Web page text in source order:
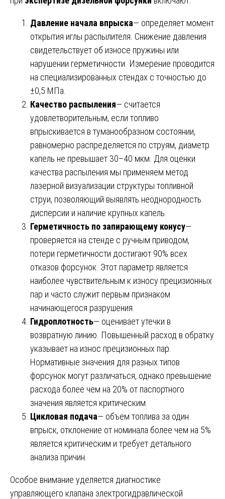
Давление начала впрыска— определяет момент
открытия иглы распылителя. Снижение давления
свидетельствует об износе пружины или
нарушении герметичности. Измерение проводится
на специализированных стендах с точностью до
±0,5 МПа.
Качество распыления— считается
удовлетворительным, если топливо
впрыскивается в туманообразном состоянии,
равномерно распределяется по струям, диаметр
капель не превышает 30–40 мкм. Для оценки
качества распыления мы применяем метод
лазерной визуализации структуры топливной
струи, позволяющий выявлять неоднородность
дисперсии и наличие крупных капель.
Герметичность по запирающему конусу—
проверяется на стенде с ручным приводом,
потери герметичности достигают 90% всех
отказов форсунок. Этот параметр является
наиболее чувствительным к износу прецизионных
пар и часто служит первым признаком
начинающегося разрушения.
Гидроплотность— оценивает утечки в
возвратную линию. Повышенный расход в обратку
указывает на износ прецизионных пар.
Нормативные значения для разных типов
форсунок могут различаться, однако превышение
расхода более чем на 20% от паспортного
значения является критическим.
Цикловая подача— объем топлива за один
впрыск, отклонение от номинала более чем на 5%
является критическим и требует детального
анализа причин.
Особое внимание уделяется диагностике
управляющего клапана электрогидравлической